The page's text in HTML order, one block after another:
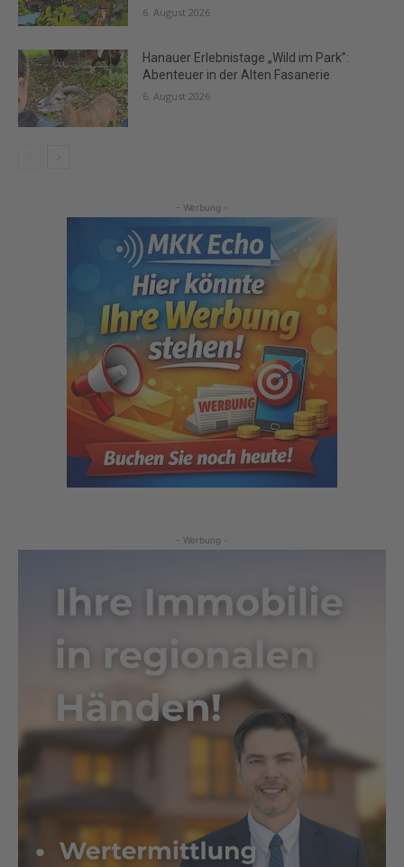
6. August 2026
Hanauer Erlebnistage „Wild im Park”:
Abenteuer in der Alten Fasanerie
6. August 2026
- Werbung -
- Werbung -